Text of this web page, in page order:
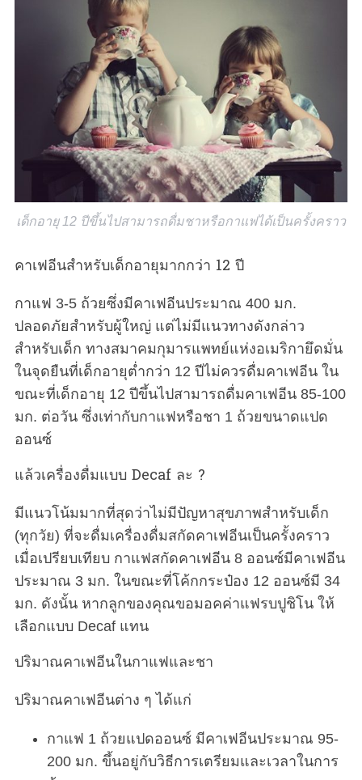
เด็กอายุ 12 ปีขึ้นไปสามารถดื่มชาหรือกาแฟได้เป็นครั้งคราว
คาเฟอีนสำหรับเด็กอายุมากกว่า 12 ปี
กาแฟ 3-5 ถ้วยซึ่งมีคาเฟอีนประมาณ 400 มก.
ปลอดภัยสำหรับผู้ใหญ่ แต่ไม่มีแนวทางดังกล่าว
สำหรับเด็ก ทางสมาคมกุมารแพทย์แห่งอเมริกายึดมั่น
ในจุดยืนที่เด็กอายุต่ำกว่า 12 ปีไม่ควรดื่มคาเฟอีน ใน
ขณะที่เด็กอายุ 12 ปีขึ้นไปสามารถดื่มคาเฟอีน 85-100
มก. ต่อวัน ซึ่งเท่ากับกาแฟหรือชา 1 ถ้วยขนาดแปด
ออนซ์
แล้วเครื่องดื่มแบบ Decaf ละ ?
มีแนวโน้มมากที่สุดว่าไม่มีปัญหาสุขภาพสำหรับเด็ก
(ทุกวัย) ที่จะดื่มเครื่องดื่มสกัดคาเฟอีนเป็นครั้งคราว
เมื่อเปรียบเทียบ กาแฟสกัดคาเฟอีน 8 ออนซ์มีคาเฟอีน
ประมาณ 3 มก. ในขณะที่โค้กกระป๋อง 12 ออนซ์มี 34
มก. ดังนั้น หากลูกของคุณขอมอคค่าแฟรบปูชิโน ให้
เลือกแบบ Decaf แทน
ปริมาณคาเฟอีนในกาแฟและชา
ปริมาณคาเฟอีนต่าง ๆ ได้แก่
กาแฟ 1 ถ้วยแปดออนซ์ มีคาเฟอีนประมาณ 95-
200 มก. ขึ้นอยู่กับวิธีการเตรียมและเวลาในการ